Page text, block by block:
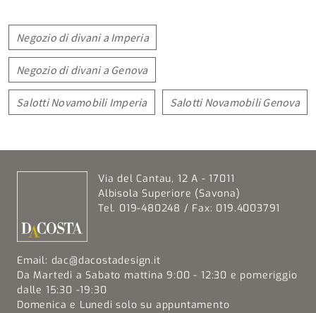
Negozio di divani a Imperia
Negozio di divani a Genova
Salotti Novamobili Imperia Salotti Novamobili Genova
Via del Cantau, 12 A - 17011
Albisola Superiore (Savona)
Tel. 019-480248 / Fax: 019.4003791
Email: dac@dacostadesign.it
Da Martedi a Sabato mattina 9:00 - 12:30 e pomeriggio
dalle 15:30 -19:30
Domenica e Lunedi solo su appuntamento